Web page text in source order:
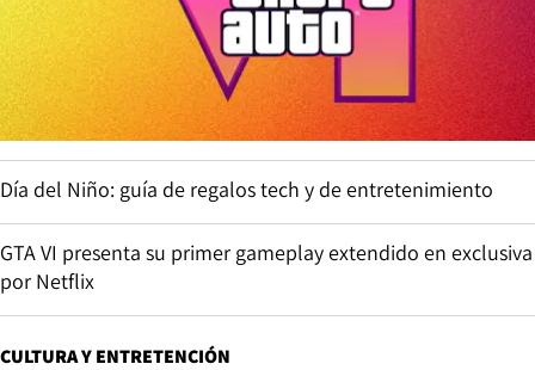
Día del Niño: guía de regalos tech y de entretenimiento
GTA VI presenta su primer gameplay extendido en exclusiva
por Netflix
CULTURA Y ENTRETENCIÓN